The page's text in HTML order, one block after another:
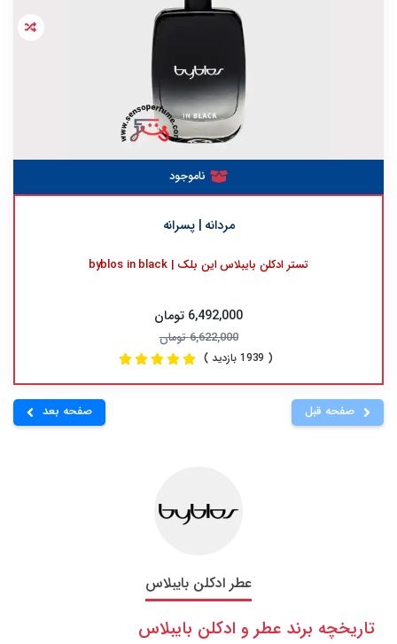
ناموجود
مردانه | پسرانه
تستر ادکلن بایبلاس این بلک | byblos in black
6,492,000 تومان
6,622,000 تومان
( 1939 بازدید )
صفحه قبل صفحه بعد
عطر ادکلن بایبلاس
تاریخچه برند عطر و ادکلن بایبلاس